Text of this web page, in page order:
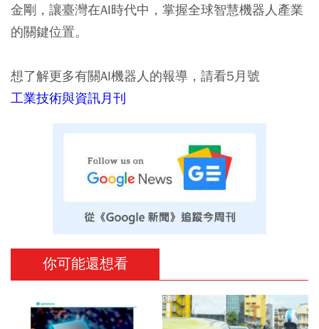
金剛，讓臺灣在AI時代中，掌握全球智慧機器人產業
的關鍵位置。
想了解更多有關AI機器人的報導，請看5月號
工業技術與資訊月刊
你可能還想看
PR